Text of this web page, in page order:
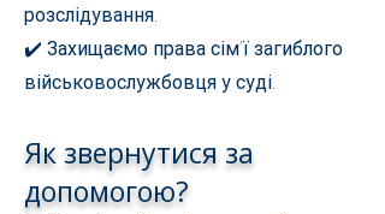
розслідування.
✔️ Захищаємо права сім’ї загиблого
військовослужбовця у суді.
Як звернутися за
допомогою?